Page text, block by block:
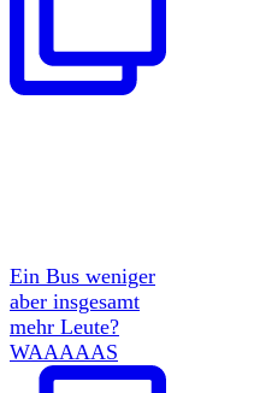
Ein Bus weniger
aber insgesamt
mehr Leute?
WAAAAAS